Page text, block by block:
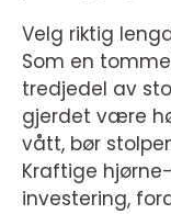
Velg riktig
Som en
tredjedel av
gjerdet være
vått, bør
Kraftige
investering,